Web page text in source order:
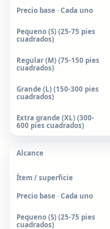
Precio base · Cada uno
Precio base · Cada uno